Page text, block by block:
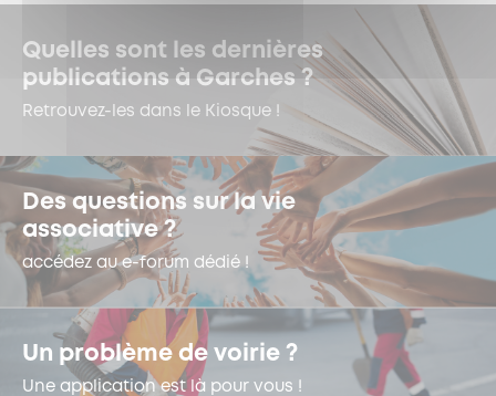
Quelles sont les dernières
publications à Garches ?
Retrouvez-les dans le Kiosque !
Des questions sur la vie
associative ?
accédez au e-forum dédié !
Un problème de voirie ?
Une application est là pour vous !